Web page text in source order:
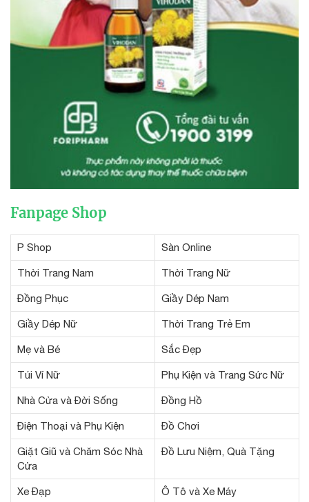
Fanpage Shop
P Shop Sàn Online
Thời Trang Nam Thời Trang Nữ
Đồng Phục Giầy Dép Nam
Giầy Dép Nữ Thời Trang Trẻ Em
Mẹ và Bé Sắc Đẹp
Túi Ví Nữ Phụ Kiện và Trang Sức Nữ
Nhà Cửa và Đời Sống Đồng Hồ
Điện Thoại và Phụ Kiện Đồ Chơi
Giặt Giũ và Chăm Sóc Nhà
Cửa
Đồ Lưu Niệm, Quà Tặng
Xe Đạp Ô Tô và Xe Máy